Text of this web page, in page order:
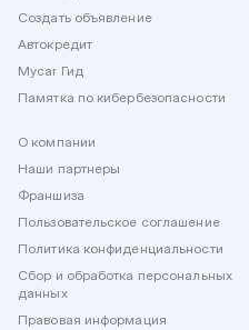
Создать объявление
Автокредит
Mycar Гид
Памятка по кибербезопасности
О компании
Наши партнеры
Франшиза
Пользовательское соглашение
Политика конфиденциальности
Сбор и обработка персональных
данных
Правовая информация